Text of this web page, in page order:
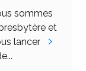
sommes
et
lancer